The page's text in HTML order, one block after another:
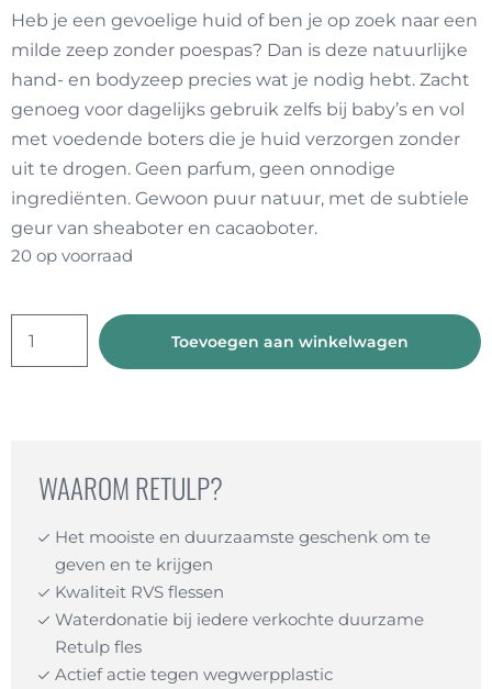
Heb je een gevoelige huid of ben je op zoek naar een
milde zeep zonder poespas? Dan is deze natuurlijke
hand- en bodyzeep precies wat je nodig hebt. Zacht
genoeg voor dagelijks gebruik zelfs bij baby’s en vol
met voedende boters die je huid verzorgen zonder
uit te drogen. Geen parfum, geen onnodige
ingrediënten. Gewoon puur natuur, met de subtiele
geur van sheaboter en cacaoboter.
20 op voorraad
Toevoegen aan winkelwagen
WAAROM RETULP?
Het mooiste en duurzaamste geschenk om te
geven en te krijgen
Kwaliteit RVS flessen
Waterdonatie bij iedere verkochte duurzame
Retulp fles
Actief actie tegen wegwerpplastic